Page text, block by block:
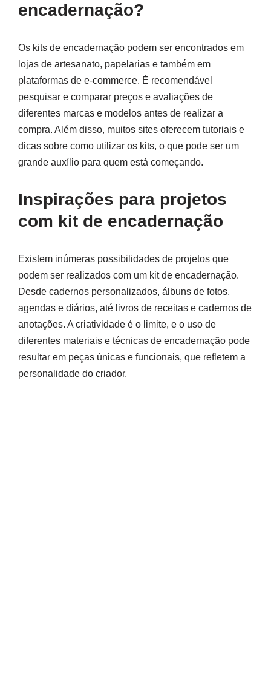
encadernação?
Os kits de encadernação podem ser encontrados em
lojas de artesanato, papelarias e também em
plataformas de e-commerce. É recomendável
pesquisar e comparar preços e avaliações de
diferentes marcas e modelos antes de realizar a
compra. Além disso, muitos sites oferecem tutoriais e
dicas sobre como utilizar os kits, o que pode ser um
grande auxílio para quem está começando.
Inspirações para projetos
com kit de encadernação
Existem inúmeras possibilidades de projetos que
podem ser realizados com um kit de encadernação.
Desde cadernos personalizados, álbuns de fotos,
agendas e diários, até livros de receitas e cadernos de
anotações. A criatividade é o limite, e o uso de
diferentes materiais e técnicas de encadernação pode
resultar em peças únicas e funcionais, que refletem a
personalidade do criador.